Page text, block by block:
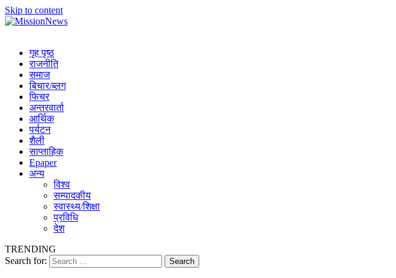
Skip to content
गृह पृष्ठ
राजनीति
समाज
बिचार/ब्लग
फिचर
अन्तरवार्ता
आर्थिक
पर्यटन
शैली
साप्ताहिक
Epaper
अन्य
विश्व
सम्पादकीय
स्वास्थ्य/शिक्षा
प्रविधि
देश
TRENDING
Search for: